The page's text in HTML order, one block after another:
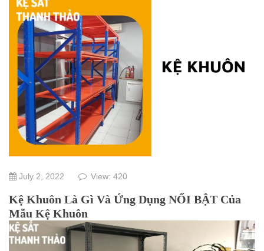
July 2, 2022 View: 420
Kệ Khuôn Là Gì Và Ứng Dụng NỔI BẬT Của
Mẫu Kệ Khuôn